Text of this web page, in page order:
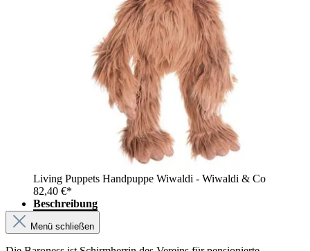
Living Puppets Handpuppe Wiwaldi - Wiwaldi & Co
82,40 €*
Beschreibung
Menü schließen